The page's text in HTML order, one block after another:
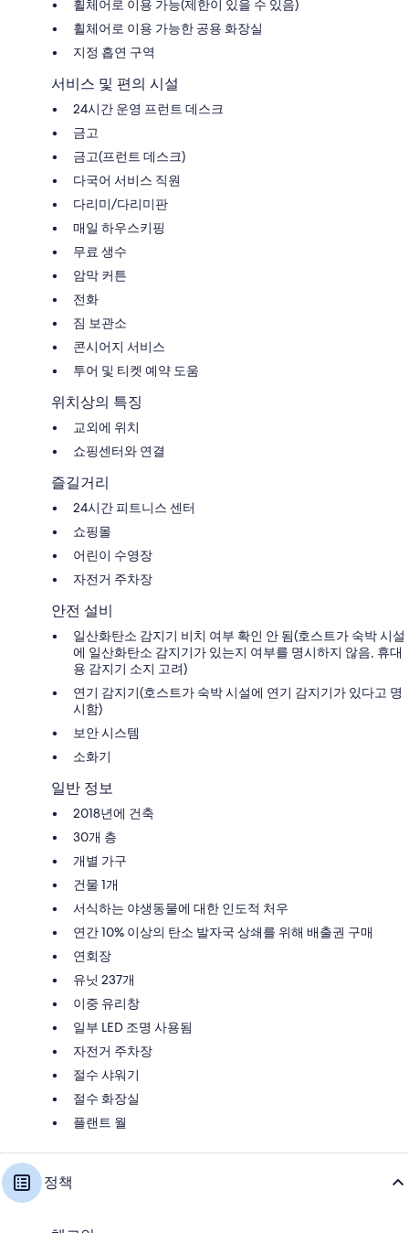
휠체어로 이용 가능(제한이 있을 수 있음)
휠체어로 이용 가능한 공용 화장실
지정 흡연 구역
서비스 및 편의 시설
24시간 운영 프런트 데스크
금고
금고(프런트 데스크)
다국어 서비스 직원
다리미/다리미판
매일 하우스키핑
무료 생수
암막 커튼
전화
짐 보관소
콘시어지 서비스
투어 및 티켓 예약 도움
위치상의 특징
교외에 위치
쇼핑센터와 연결
즐길거리
24시간 피트니스 센터
쇼핑몰
어린이 수영장
자전거 주차장
안전 설비
일산화탄소 감지기 비치 여부 확인 안 됨(호스트가 숙박 시설
에 일산화탄소 감지기가 있는지 여부를 명시하지 않음, 휴대
용 감지기 소지 고려)
연기 감지기(호스트가 숙박 시설에 연기 감지기가 있다고 명
시함)
보안 시스템
소화기
일반 정보
2018년에 건축
30개 층
개별 가구
건물 1개
서식하는 야생동물에 대한 인도적 처우
연간 10% 이상의 탄소 발자국 상쇄를 위해 배출권 구매
연회장
유닛 237개
이중 유리창
일부 LED 조명 사용됨
자전거 주차장
절수 샤워기
절수 화장실
플랜트 월
정책